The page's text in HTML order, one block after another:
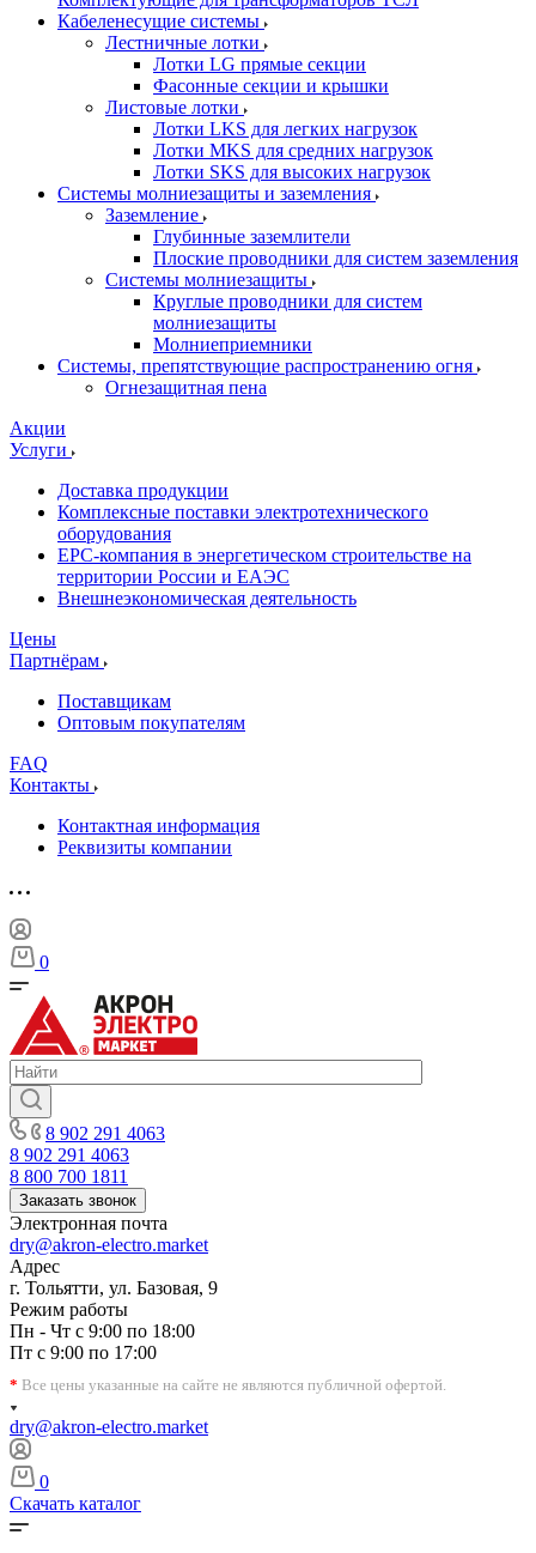
Кабеленесущие системы
Лестничные лотки
Лотки LG прямые секции
Фасонные секции и крышки
Листовые лотки
Лотки LKS для легких нагрузок
Лотки MKS для средних нагрузок
Лотки SKS для высоких нагрузок
Системы молниезащиты и заземления
Заземление
Глубинные заземлители
Плоские проводники для систем заземления
Системы молниезащиты
Круглые проводники для систем
молниезащиты
Молниеприемники
Системы, препятствующие распространению огня
Огнезащитная пена
Акции
Услуги
Доставка продукции
Комплексные поставки электротехнического
оборудования
EPC-компания в энергетическом строительстве на
территории России и ЕАЭС
Внешнеэкономическая деятельность
Цены
Партнёрам
Поставщикам
Оптовым покупателям
FAQ
Контакты
Контактная информация
Реквизиты компании
0
8 902 291 4063
8 902 291 4063
8 800 700 1811
Заказать звонок
Электронная почта
dry@akron-electro.market
Адрес
г. Тольятти, ул. Базовая, 9
Режим работы
Пн - Чт с 9:00 по 18:00
Пт с 9:00 по 17:00
* Все цены указанные на сайте не являются публичной офертой.
dry@akron-electro.market
0
Скачать каталог